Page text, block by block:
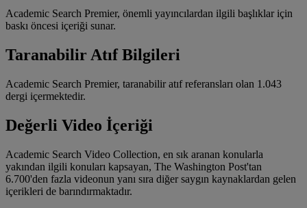
Academic Search Premier, önemli yayıncılardan ilgili başlıklar için
baskı öncesi içeriği sunar.
Taranabilir Atıf Bilgileri
Academic Search Premier, taranabilir atıf referansları olan 1.043
dergi içermektedir.
Değerli Video İçeriği
Academic Search Video Collection, en sık aranan konularla
yakından ilgili konuları kapsayan, The Washington Post'tan
6.700'den fazla videonun yanı sıra diğer saygın kaynaklardan gelen
içerikleri de barındırmaktadır.